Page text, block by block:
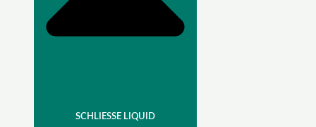
SCHLIESSE LIQUID